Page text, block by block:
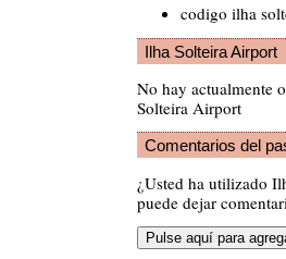
codigo ilha
Ilha Solteira Airport
No hay actualmente
Solteira Airport
Comentarios del
¿Usted ha utilizado
puede dejar